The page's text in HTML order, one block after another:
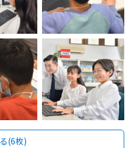
(6枚)